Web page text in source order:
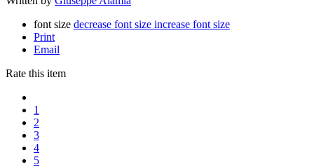
font size decrease font size increase font size
Print
Email
Rate this item
1
2
3
4
5